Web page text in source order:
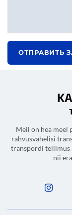
ОТПРАВИТЬ
Meil on hea meel
rahvusvahelisi
transpordi tellimus
nii